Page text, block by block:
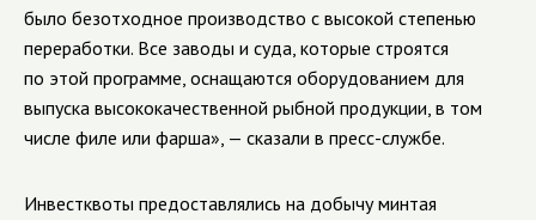
было безотходное производство с высокой степенью
переработки. Все заводы и суда, которые строятся
по этой программе, оснащаются оборудованием для
выпуска высококачественной рыбной продукции, в том
числе филе или фарша», — сказали в пресс-службе.
Инвестквоты предоставлялись на добычу минтая